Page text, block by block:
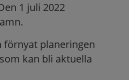
1 juli 2022
förnyat planeringen
kan bli aktuella